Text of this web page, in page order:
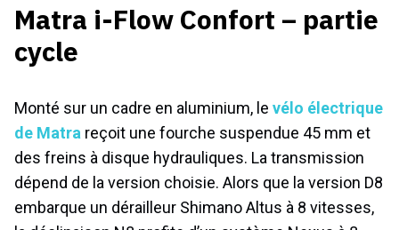
Matra i-Flow Confort – partie
cycle
Monté sur un cadre en aluminium, le vélo électrique
de Matra reçoit une fourche suspendue 45 mm et
des freins à disque hydrauliques. La transmission
dépend de la version choisie. Alors que la version D8
embarque un dérailleur Shimano Altus à 8 vitesses,